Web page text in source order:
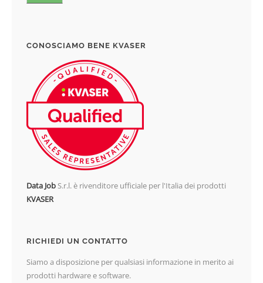
CONOSCIAMO BENE KVASER
Data JobS.r.l. è rivenditore ufficiale per l'Italia dei prodotti
KVASER
RICHIEDI UN CONTATTO
Siamo a disposizione per qualsiasi informazione in merito ai
prodotti hardware e software.